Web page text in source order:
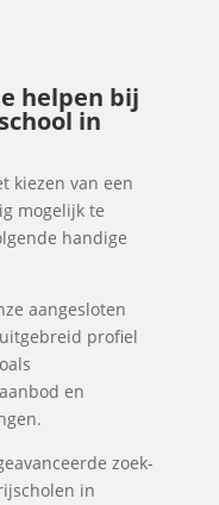
helpen bij
in
kiezen van een
mogelijk te
handige
aangesloten
profiel
en
zoek-
in